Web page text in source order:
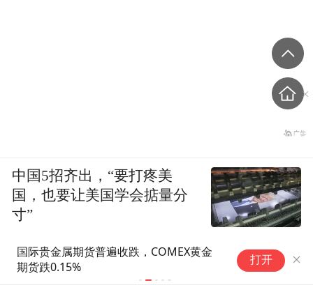
国际贵金属期货普遍收跌，COMEX黄金
期货跌0.15%
惠科股份有
并签订募集
打开
中国5招齐出，“要打疼美
国，也要让美国学会掂量分
寸”